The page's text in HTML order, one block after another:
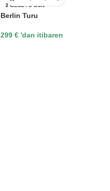
2 GECE / 3 GÜN
Berlin Turu
299 € 'dan itibaren